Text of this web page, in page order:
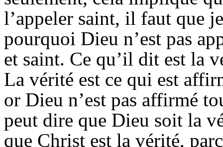
l’appeler saint, il faut que
pourquoi Dieu n’est pas
et saint. Ce qu’il dit est la
La vérité est ce qui est
or Dieu n’est pas affirmé
peut dire que Dieu soit la
que Christ est la vérité,